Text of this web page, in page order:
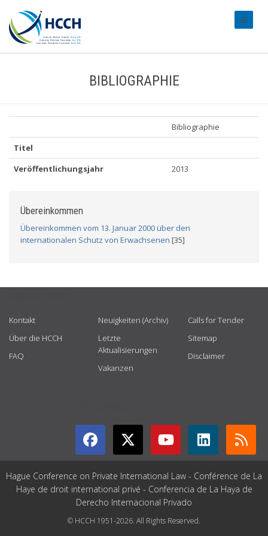
BIBLIOGRAPHIE
Bibliographie
Titel
Veröffentlichungsjahr
2013
Übereinkommen
Übereinkommen vom 13. Januar 2000 über den
internationalen Schutz von Erwachsenen [35]
Kontakt
Über die HCCH
FAQ
Neuigkeiten (Archiv)
Letzte
Aktualisierungen
Vakanzen
Calls for Tender
Sitemap
Disclaimer
Hague Conference on Private International Law - Conférence de La
Haye de droit international privé - Conferencia de La Haya de
Derecho Internacional Privado
© HCCH 1951-2026. All Rights Reserved.